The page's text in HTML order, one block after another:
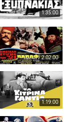
1:35:00
2:02:00
1:19:00